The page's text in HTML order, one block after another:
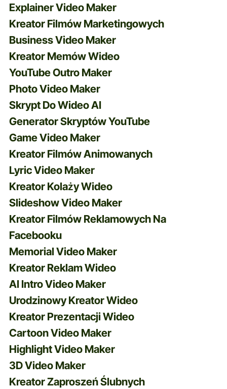
Explainer Video Maker
Kreator Filmów Marketingowych
Business Video Maker
Kreator Memów Wideo
YouTube Outro Maker
Photo Video Maker
Skrypt Do Wideo AI
Generator Skryptów YouTube
Game Video Maker
Kreator Filmów Animowanych
Lyric Video Maker
Kreator Kolaży Wideo
Slideshow Video Maker
Kreator Filmów Reklamowych Na
Facebooku
Memorial Video Maker
Kreator Reklam Wideo
AI Intro Video Maker
Urodzinowy Kreator Wideo
Kreator Prezentacji Wideo
Cartoon Video Maker
Highlight Video Maker
3D Video Maker
Kreator Zaproszeń Ślubnych